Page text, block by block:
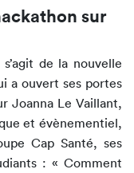
sur
de la nouvelle
a ouvert ses portes
Joanna Le Vaillant,
et évènementiel,
Cap Santé, ses
: « Comment